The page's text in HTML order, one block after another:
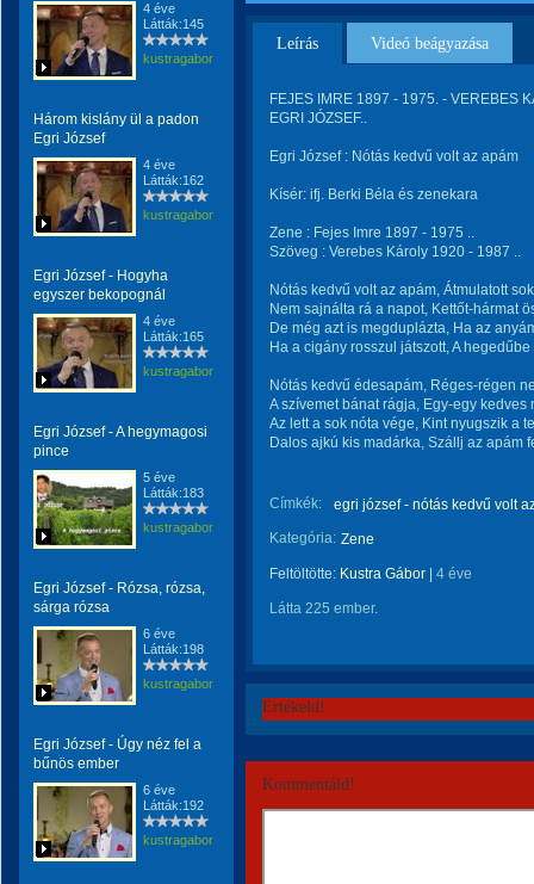
4 éve
Látták:145
kustragabor
Három kislány ül a padon
Egri József
4 éve
Látták:162
kustragabor
Egri József - Hogyha
egyszer bekopognál
4 éve
Látták:165
kustragabor
Egri József - A hegymagosi
pince
5 éve
Látták:183
kustragabor
Egri József - Rózsa, rózsa,
sárga rózsa
6 éve
Látták:198
kustragabor
Egri József - Úgy néz fel a
bűnös ember
6 éve
Látták:192
kustragabor
Leírás Videó beágyazása
FEJES IMRE 1897 - 1975. - VEREBES
EGRI JÓZSEF..
Egri József : Nótás kedvű volt az apám
Kísér: ifj. Berki Béla és zenekara
Zene : Fejes Imre 1897 - 1975 ..
Szöveg : Verebes Károly 1920 - 1987 ..
Nótás kedvű volt az apám, Átmulatott
Nem sajnálta rá a napot, Kettőt-hármat
De még azt is megduplázta, Ha az
Ha a cigány rosszul játszott, A
Nótás kedvű édesapám, Réges-régen
A szívemet bánat rágja, Egy-egy kedves
Az lett a sok nóta vége, Kint nyugszik a
Dalos ajkú kis madárka, Szállj az apám
Címkék:
egri józsef - nótás kedvű volt
Kategória: Zene
Feltöltötte: Kustra Gábor 4 éve
Látta 225 ember.
Értékeld!
Kommentáld!